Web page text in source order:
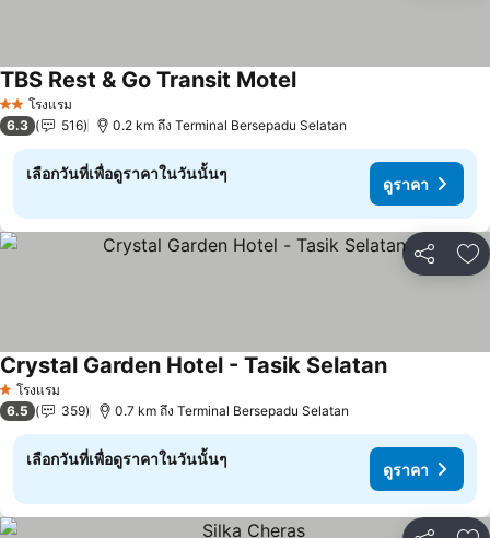
2 ดาวโรงแรม
TBS Rest & Go Transit Motelดูราคา
6.3 516 0.2 km ถึง Terminal Bersepadu Selatan
เลือกวันที่เพื่อดูราคาในวันนั้นๆ
ดูราคา
แชร์ เ
1 ดาวโรงแรม
Crystal Garden Hotel - Tasik Selatanดูราคา
6.5 359 0.7 km ถึง Terminal Bersepadu Selatan
เลือกวันที่เพื่อดูราคาในวันนั้นๆ
ดูราคา